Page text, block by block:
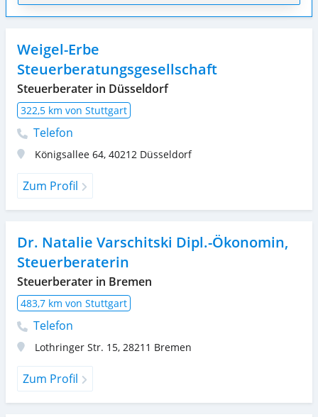
Weigel-Erbe
Steuerberatungsgesellschaft
Steuerberater in Düsseldorf
322,5 km von Stuttgart
Telefon
Königsallee 64, 40212 Düsseldorf
Zum Profil
Dr. Natalie Varschitski Dipl.-Ökonomin,
Steuerberaterin
Steuerberater in Bremen
483,7 km von Stuttgart
Telefon
Lothringer Str. 15, 28211 Bremen
Zum Profil